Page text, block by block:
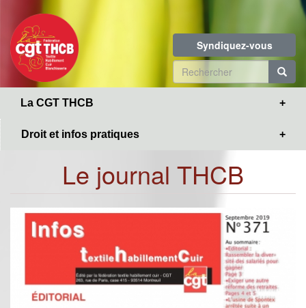
contenu
principal
Syndiquez-vous
Formulaire
de
La CGT THCB
Droit et infos pratiques
Le journal THCB